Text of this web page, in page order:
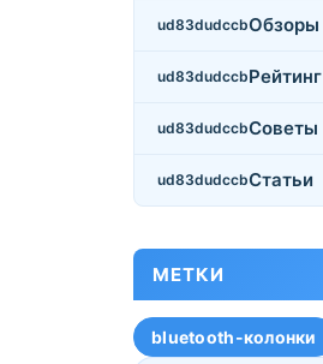
Обзоры
Рейтинг
Советы
Статьи
МЕТКИ
bluetooth-колонки